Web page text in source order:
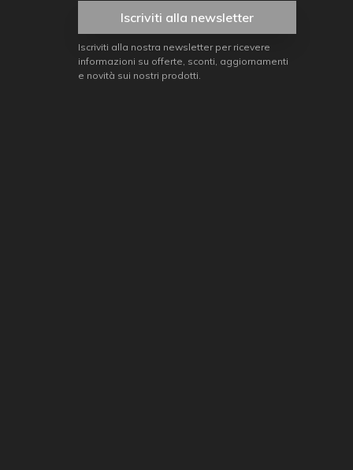
Iscriviti alla newsletter
Iscriviti alla nostra newsletter per ricevere
informazioni su offerte, sconti, aggiornamenti
e novità sui nostri prodotti.